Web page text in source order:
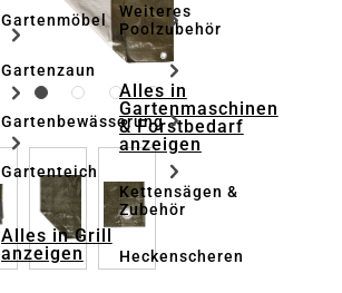
Gartenmöbel
Gartenzaun
Gartenbewässerung
Gartenteich
Alles in Grill
anzeigen
Weiteres
Poolzubehör
Alles in
Gartenmaschinen
& Forstbedarf
anzeigen
Kettensägen &
Zubehör
Heckenscheren